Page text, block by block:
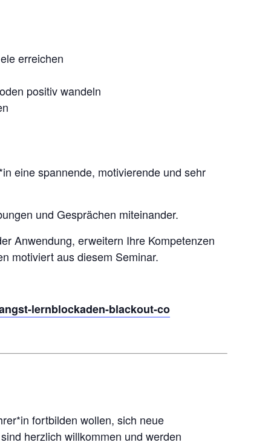
erreichen
positiv wandeln
eine spannende, motivierende und sehr
und Gesprächen miteinander.
Anwendung, erweitern Ihre Kompetenzen
motiviert aus diesem Seminar.
lernblockaden-blackout-co
fortbilden wollen, sich neue
herzlich willkommen und werden